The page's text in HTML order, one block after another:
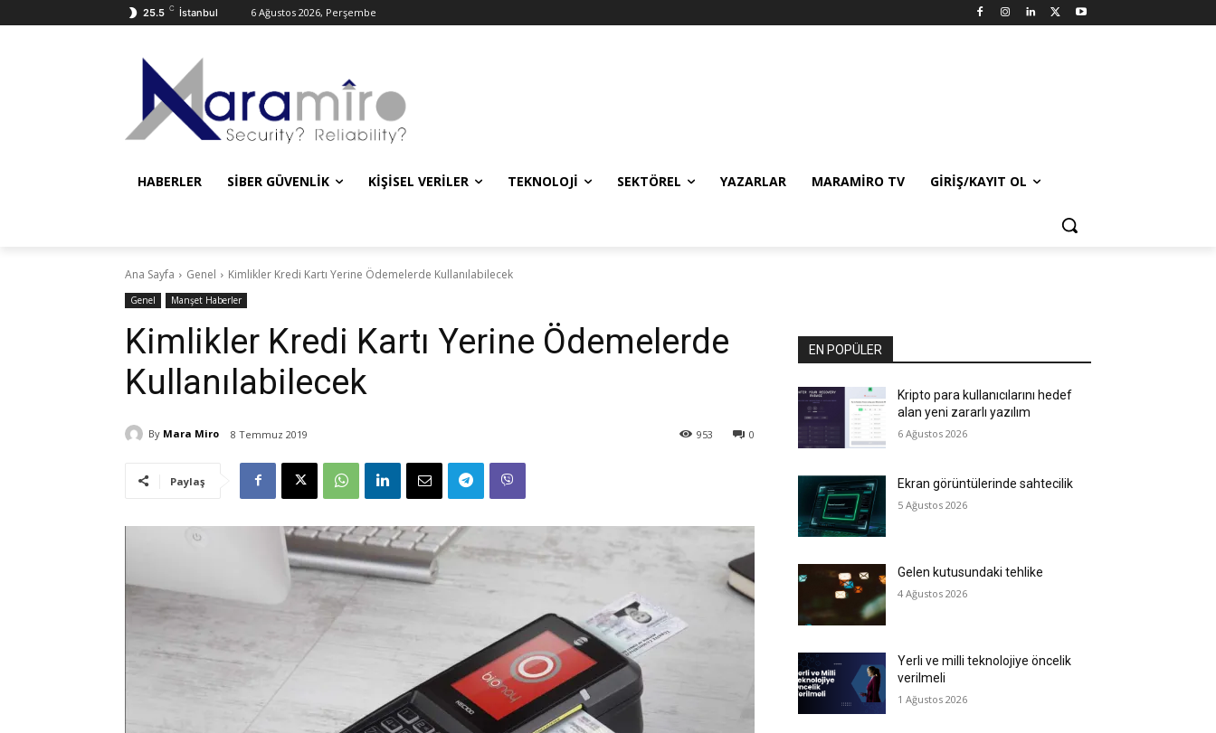
25.5 C İstanbul 6 Ağustos 2026, Perşembe
HABERLER SIBER GÜVENLIK KIŞISEL VERILER TEKNOLOJI SEKTÖREL YAZARLAR MARAMIRO TV GIRIŞ/KAYIT OL
Ana Sayfa Genel Kimlikler Kredi Kartı Yerine Ödemelerde Kullanılabilecek
Genel Manşet Haberler
Kimlikler Kredi Kartı Yerine Ödemelerde
Kullanılabilecek
By Mara Miro 8 Temmuz 2019 0
953
Paylaş
EN POPÜLER
Kripto para kullanıcılarını hedef
alan yeni zararlı yazılım
6 Ağustos 2026
Ekran görüntülerinde sahtecilik
5 Ağustos 2026
Gelen kutusundaki tehlike
4 Ağustos 2026
Yerli ve milli teknolojiye öncelik
verilmeli
1 Ağustos 2026